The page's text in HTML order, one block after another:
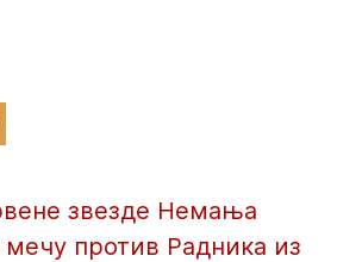
звезде Немања
против Радника из